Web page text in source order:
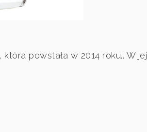
powstała w 2014 roku.. W jej